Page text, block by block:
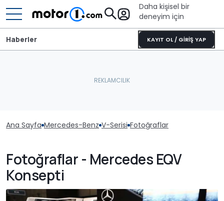
Daha kişisel bir
deneyim için
KAYIT OL / GİRİŞ YAP
Haberler
Ana Sayfa Mercedes-Benz V-Serisi Fotoğraflar
Fotoğraflar - Mercedes EQV
Konsepti